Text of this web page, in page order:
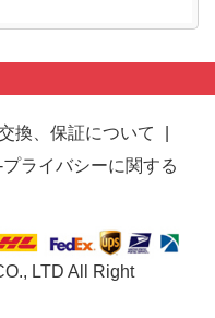
換、保証について
ライバシーに関する
LTD All Right